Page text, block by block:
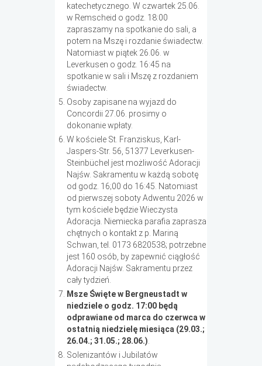
katechetycznego. W czwartek 25.06.
w Remscheid o godz. 18:00
zapraszamy na spotkanie do sali, a
potem na Mszę i rozdanie świadectw.
Natomiast w piątek 26.06. w
Leverkusen o godz. 16:45 na
spotkanie w sali i Mszę z rozdaniem
świadectw.
Osoby zapisane na wyjazd do
Concordii 27.06. prosimy o
dokonanie wpłaty.
W kościele St. Franziskus, Karl-
Jaspers-Str. 56, 51377 Leverkusen-
Steinbüchel jest możliwość Adoracji
Najśw. Sakramentu w każdą sobotę
od godz. 16;00 do 16:45. Natomiast
od pierwszej soboty Adwentu 2026 w
tym kościele będzie Wieczysta
Adoracja. Niemiecka parafia zaprasza
chętnych o kontakt z p. Mariną
Schwan, tel. 0173 6820538; potrzebne
jest 160 osób, by zapewnić ciągłość
Adoracji Najśw. Sakramentu przez
cały tydzień.
Msze Święte w Bergneustadt w
niedziele o godz. 17:00 będą
odprawiane od marca do czerwca w
ostatnią niedzielę miesiąca (29.03.;
26.04.; 31.05.; 28.06.)
Solenizantów i Jubilatów